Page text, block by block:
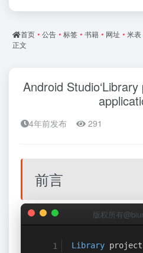
首页 • 公告 • 标签 • 书籍 • 网址 • 米表
正文
Android
4年前发布 291
前言
版权所有
Library